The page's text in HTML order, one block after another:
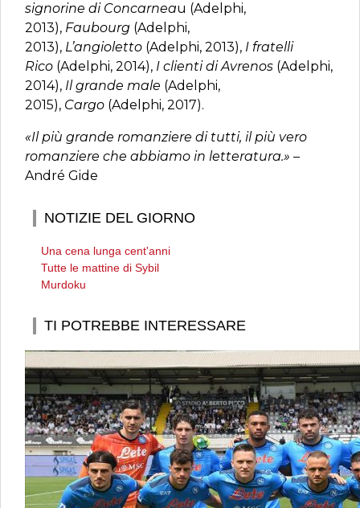
signorine di Concarneau (Adelphi,
2013), Faubourg (Adelphi,
2013), L’angioletto (Adelphi, 2013), I fratelli
Rico (Adelphi, 2014), I clienti di Avrenos (Adelphi,
2014), Il grande male (Adelphi,
2015), Cargo (Adelphi, 2017).
«Il più grande romanziere di tutti, il più vero
romanziere che abbiamo in letteratura.» –
André Gide
NOTIZIE DEL GIORNO
Una cena lunga cent'anni
Tutte le mattine di Sybil
Murdoku
TI POTREBBE INTERESSARE